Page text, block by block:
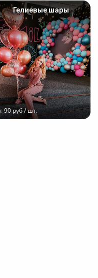
Гелиевые шары
90 руб / шт.